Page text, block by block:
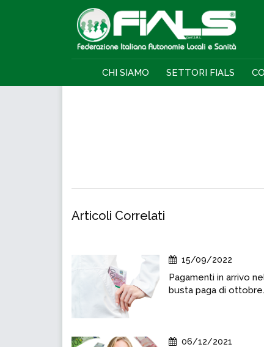
CHI SIAMO SETTORI FIALS
Articoli Correlati
15/09/2022
Pagamenti in arrivo
busta paga di
06/12/2021